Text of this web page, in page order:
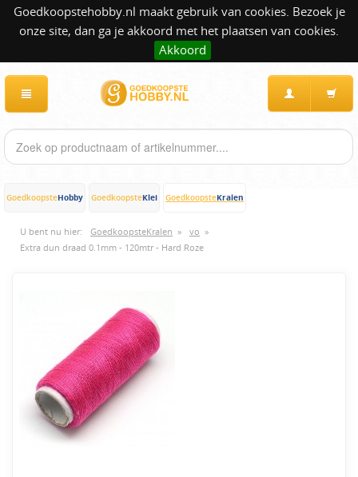
Goedkoopstehobby.nl maakt gebruik van cookies. Bezoek je
onze site, dan ga je akkoord met het plaatsen van cookies.
Akkoord
GoedkoopsteHobby GoedkoopsteKlei GoedkoopsteKralen
U bent nu hier: GoedkoopsteKralen » vo »
Extra dun draad 0.1mm - 120mtr - Hard Roze